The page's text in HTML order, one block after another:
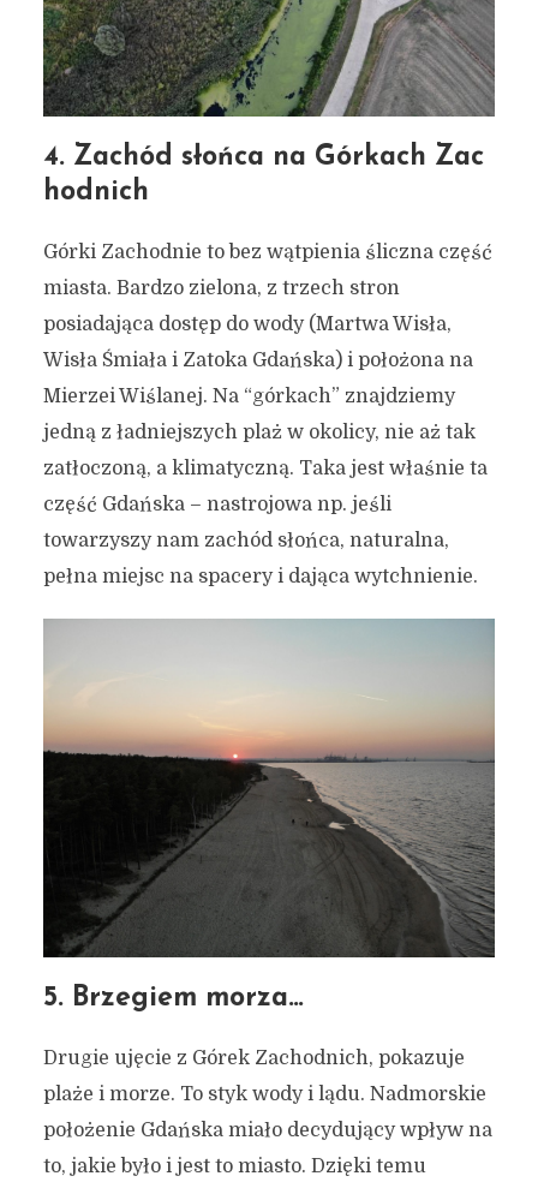
#4 – Pojezierze Kaszubskie,
Gdańskie Żuławy i
Mierzeja Wiślana – natura
w Gdańsku
30 stycznia 2022
4 min czytania
Autor:Kamil Sulewski
4. Zachód słońca na Górkach Zac
hodnich
Górki Zachodnie to bez wątpienia śliczna część
miasta. Bardzo zielona, z trzech stron
posiadająca dostęp do wody (Martwa Wisła,
Wisła Śmiała i Zatoka Gdańska) i położona na
Mierzei Wiślanej. Na “górkach” znajdziemy
jedną z ładniejszych plaż w okolicy, nie aż tak
zatłoczoną, a klimatyczną. Taka jest właśnie ta
część Gdańska – nastrojowa np. jeśli
towarzyszy nam zachód słońca, naturalna,
pełna miejsc na spacery i dająca wytchnienie.
5. Brzegiem morza…
Drugie ujęcie z Górek Zachodnich, pokazuje
plaże i morze. To styk wody i lądu. Nadmorskie
położenie Gdańska miało decydujący wpływ na
to, jakie było i jest to miasto. Dzięki temu